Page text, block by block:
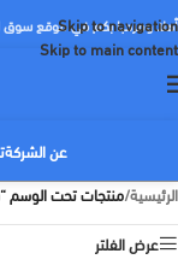
Skip to navigation
Skip to main content
أهلا ومرحبا بكم في موقع سوق
عن الشركة
الرئيسية/منتجات تحت
عرض الفلتر